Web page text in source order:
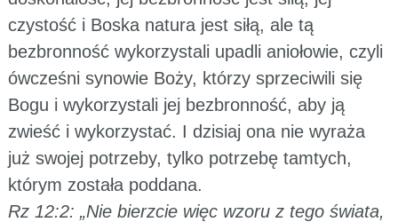
czystość i Boska natura jest siłą, ale tą
bezbronność wykorzystali upadli aniołowie, czyli
ówcześni synowie Boży, którzy sprzeciwili się
Bogu i wykorzystali jej bezbronność, aby ją
zwieść i wykorzystać. I dzisiaj ona nie wyraża
już swojej potrzeby, tylko potrzebę tamtych,
którym została poddana.
Rz 12:2: „Nie bierzcie więc wzoru z tego świata,